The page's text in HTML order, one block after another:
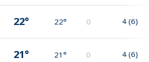
22° 22° 0 4 (6)
21° 21° 0 4 (6)